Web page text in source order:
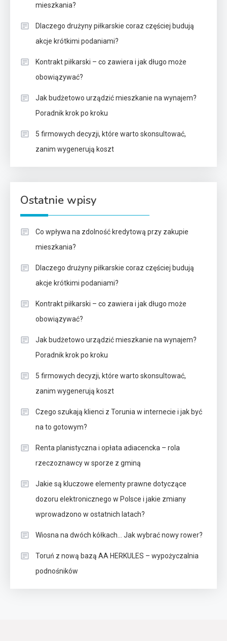
mieszkania?
Dlaczego drużyny piłkarskie coraz częściej budują
akcje krótkimi podaniami?
Kontrakt piłkarski – co zawiera i jak długo może
obowiązywać?
Jak budżetowo urządzić mieszkanie na wynajem?
Poradnik krok po kroku
5 firmowych decyzji, które warto skonsultować,
zanim wygenerują koszt
Ostatnie wpisy
Co wpływa na zdolność kredytową przy zakupie
mieszkania?
Dlaczego drużyny piłkarskie coraz częściej budują
akcje krótkimi podaniami?
Kontrakt piłkarski – co zawiera i jak długo może
obowiązywać?
Jak budżetowo urządzić mieszkanie na wynajem?
Poradnik krok po kroku
5 firmowych decyzji, które warto skonsultować,
zanim wygenerują koszt
Czego szukają klienci z Torunia w internecie i jak być
na to gotowym?
Renta planistyczna i opłata adiacencka – rola
rzeczoznawcy w sporze z gminą
Jakie są kluczowe elementy prawne dotyczące
dozoru elektronicznego w Polsce i jakie zmiany
wprowadzono w ostatnich latach?
Wiosna na dwóch kółkach… Jak wybrać nowy rower?
Toruń z nową bazą AA HERKULES – wypożyczalnia
podnośników